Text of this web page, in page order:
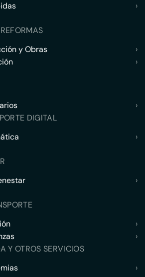
›
y Obras
›
›
›
DIGITAL
›
›
›
›
Y OTROS SERVICIOS
›